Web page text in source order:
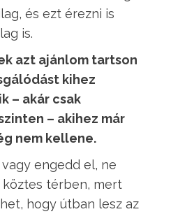
és ezt érezni is
is.
azt ajánlom tartson
kihez
– akár csak
– akihez már
nem kellene.
engedd el, ne
köztes térben, mert
hogy útban lesz az